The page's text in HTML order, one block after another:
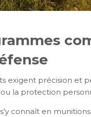
exigent précision et
la protection
connaît en